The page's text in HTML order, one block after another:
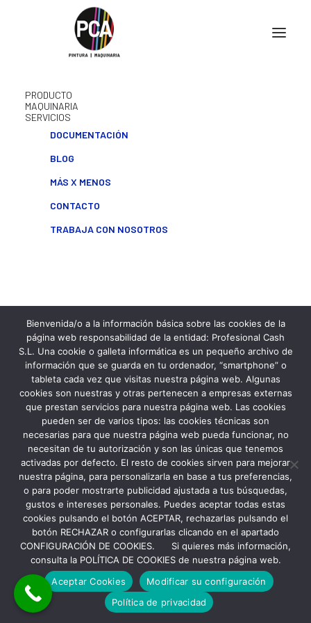
PRODUCTO
MAQUINARIA
SERVICIOS
DOCUMENTACIÓN
BLOG
MÁS X MENOS
CONTACTO
TRABAJA CON NOSOTROS
2
Copyright Profesional Cash S.L 2022Aviso Legal y Política de Privacidad
Política de Cookies
Bienvenida/o a la información básica sobre las cookies de la
página web responsabilidad de la entidad: Profesional Cash
S.L. Una cookie o galleta informática es un pequeño archivo de
información que se guarda en tu ordenador, “smartphone” o
tableta cada vez que visitas nuestra página web. Algunas
cookies son nuestras y otras pertenecen a empresas externas
que prestan servicios para nuestra página web. Las cookies
pueden ser de varios tipos: las cookies técnicas son
necesarias para que nuestra página web pueda funcionar, no
necesitan de tu autorización y son las únicas que tenemos
activadas por defecto. El resto de cookies sirven para mejorar
nuestra página, para personalizarla en base a tus preferencias,
o para poder mostrarte publicidad ajustada a tus búsquedas,
gustos e intereses personales. Puedes aceptar todas estas
cookies pulsando el botón ACEPTAR, rechazarlas pulsando el
botón RECHAZAR o configurarlas clicando en el apartado
CONFIGURACIÓN DE COOKIES. Si quieres más información,
consulta la POLÍTICA DE COOKIES de nuestra página web.
Aceptar Cookies
Modificar su configuración
Política de privacidad